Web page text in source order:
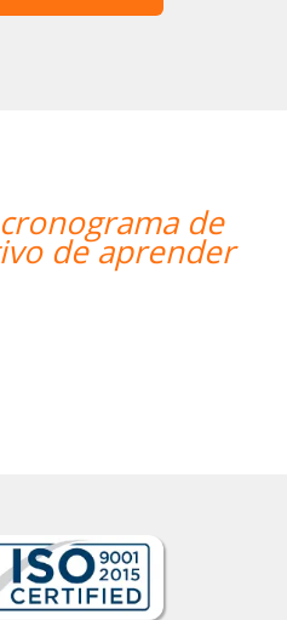
de
de aprender